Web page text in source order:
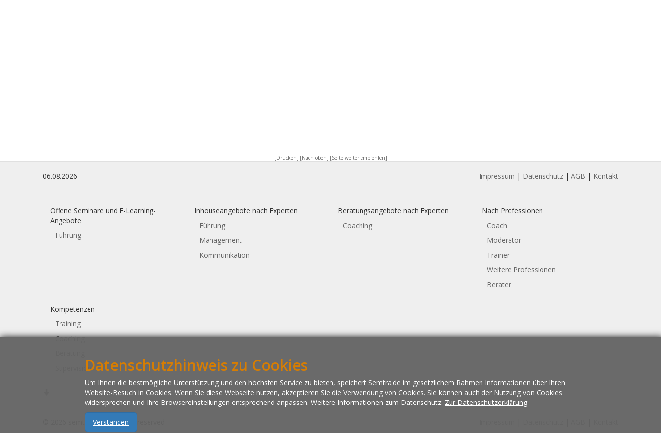
[Drucken] [Nach oben] [Seite weiter empfehlen]
06.08.2026 Impressum | Datenschutz | AGB | Kontakt
Offene Seminare und E-Learning-
Angebote
Führung
Inhouseangebote nach Experten
Führung
Management
Kommunikation
Beratungsangebote nach Experten
Coaching
Nach Professionen
Coach
Moderator
Trainer
Weitere Professionen
Berater
Kompetenzen
Training
Coaching
Supervision
© 2026 semtra.de | All rights reserved
Datenschutzhinweis zu Cookies
Um Ihnen die bestmögliche Unterstützung und den höchsten Service zu bieten, speichert Semtra.de im gesetzlichem Rahmen Informationen über Ihren
Website-Besuch in Cookies. Wenn Sie diese Webseite nutzen, akzeptieren Sie die Verwendung von Cookies. Sie können auch der Nutzung von Cookies
widersprechen und Ihre Browsereinstellungen entsprechend anpassen. Weitere Informationen zum Datenschutz: Zur Datenschutzerklärung
Verstanden